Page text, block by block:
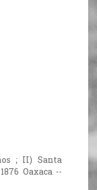
; II) Santa
Oaxaca --